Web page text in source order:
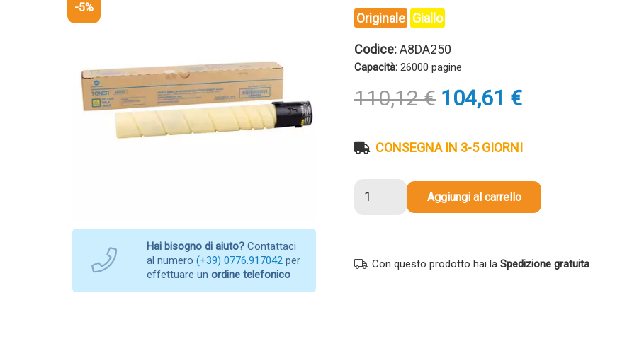
-5%
Hai bisogno di aiuto? Contattaci
al numero (+39) 0776.917042 per
effettuare un ordine telefonico
Originale Giallo
Codice:A8DA250
Capacità: 26000 pagine
110,12€ Il
prezzo
era:
104,61 €Il
è:
CONSEGNA IN 3-5 GIORNI
originale
GIALLO
Aggiungi al carrello
Con questo prodotto hai la Spedizione gratuita